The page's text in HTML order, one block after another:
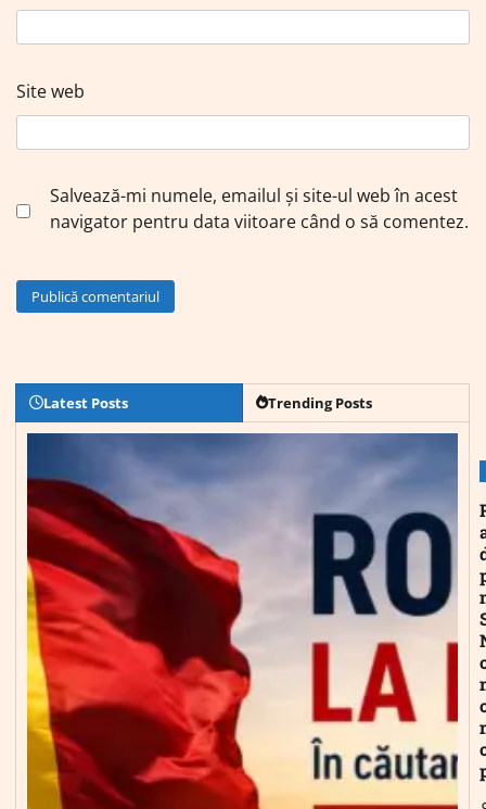
Site web
Salvează-mi numele, emailul și site-ul web în acest
navigator pentru data viitoare când o să comentez.
Latest Posts Trending Posts